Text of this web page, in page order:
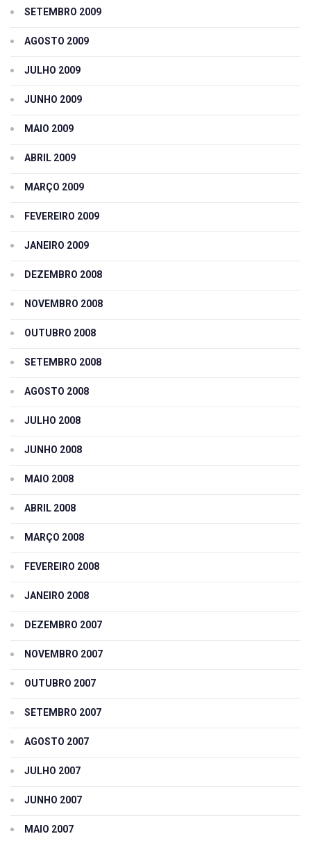
SETEMBRO 2009
AGOSTO 2009
JULHO 2009
JUNHO 2009
MAIO 2009
ABRIL 2009
MARÇO 2009
FEVEREIRO 2009
JANEIRO 2009
DEZEMBRO 2008
NOVEMBRO 2008
OUTUBRO 2008
SETEMBRO 2008
AGOSTO 2008
JULHO 2008
JUNHO 2008
MAIO 2008
ABRIL 2008
MARÇO 2008
FEVEREIRO 2008
JANEIRO 2008
DEZEMBRO 2007
NOVEMBRO 2007
OUTUBRO 2007
SETEMBRO 2007
AGOSTO 2007
JULHO 2007
JUNHO 2007
MAIO 2007